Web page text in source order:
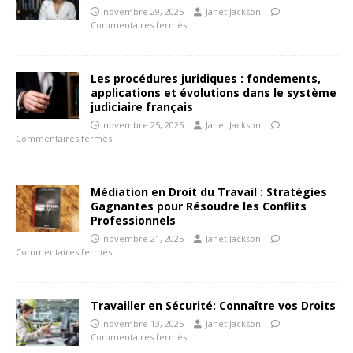
novembre 29, 2025
Janet Jackson
Commentaires fermés
Les procédures juridiques : fondements,
applications et évolutions dans le système
judiciaire français
novembre 25, 2025
Janet Jackson
Commentaires fermés
Médiation en Droit du Travail : Stratégies
Gagnantes pour Résoudre les Conflits
Professionnels
novembre 21, 2025
Janet Jackson
Commentaires fermés
Travailler en Sécurité: Connaître vos Droits
novembre 13, 2025
Janet Jackson
Commentaires fermés